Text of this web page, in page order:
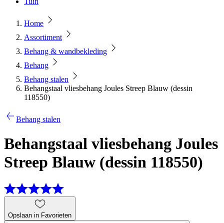
Home
Assortiment
Behang & wandbekleding
Behang
Behang stalen
Behangstaal vliesbehang Joules Streep Blauw (dessin
118550)
Behang stalen
Behangstaal vliesbehang Joules
Streep Blauw (dessin 118550)
Opslaan in Favorieten